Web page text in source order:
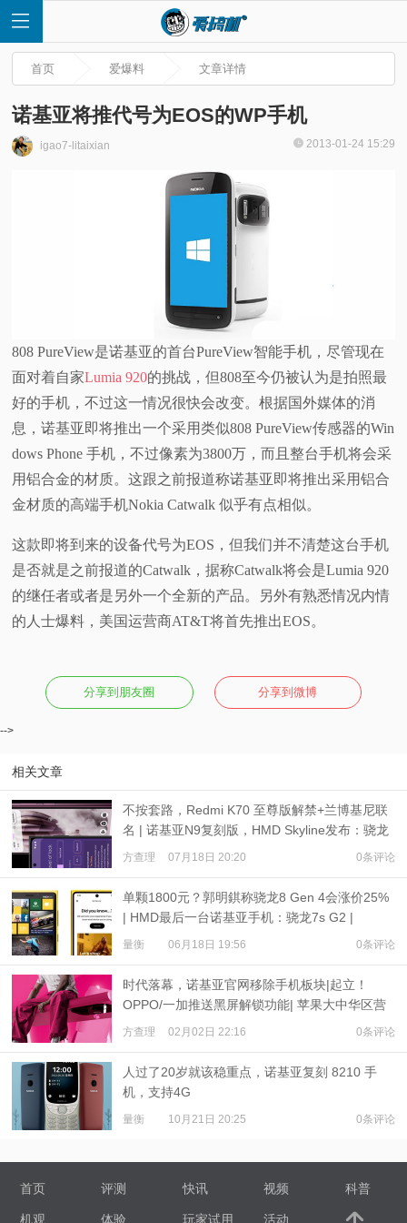
评
视
频
普
体
首页 爱爆料 文章详情
诺基亚将推代号为EOS的WP手机
igao7-litaixian 2013-01-24 15:29
808 PureView是诺基亚的首台PureView智能手机，尽管现在
面对着自家Lumia 920的挑战，但808至今仍被认为是拍照最
好的手机，不过这一情况很快会改变。根据国外媒体的消
息，诺基亚即将推出一个采用类似808 PureView传感器的Win
dows Phone 手机，不过像素为3800万，而且整台手机将会采
用铝合金的材质。这跟之前报道称诺基亚即将推出采用铝合
金材质的高端手机Nokia Catwalk 似乎有点相似。
这款即将到来的设备代号为EOS，但我们并不清楚这台手机
是否就是之前报道的Catwalk，据称Catwalk将会是Lumia 920
的继任者或者是另外一个全新的产品。另外有熟悉情况内情
的人士爆料，美国运营商AT&T将首先推出EOS。
分享到朋友圈 分享到微博
-->
相关文章
不按套路，Redmi K70 至尊版解禁+兰博基尼联
名 | 诺基亚N9复刻版，HMD Skyline发布：骁龙
7s Gen 2
方查理 07月18日 20:20 0条评论
单颗1800元？郭明錤称骁龙8 Gen 4会涨价25%
| HMD最后一台诺基亚手机：骁龙7s G2 |
iPhone 16尺寸出炉
量衡 06月18日 19:56 0条评论
时代落幕，诺基亚官网移除手机板块|起立！
OPPO/一加推送黑屏解锁功能| 苹果大中华区营
收下降13%
方查理 02月02日 22:16 0条评论
人过了20岁就该稳重点，诺基亚复刻 8210 手
机，支持4G
量衡 10月21日 20:25 0条评论
首页 评测 快讯 视频 科普
机观 体验 玩家试用 活动